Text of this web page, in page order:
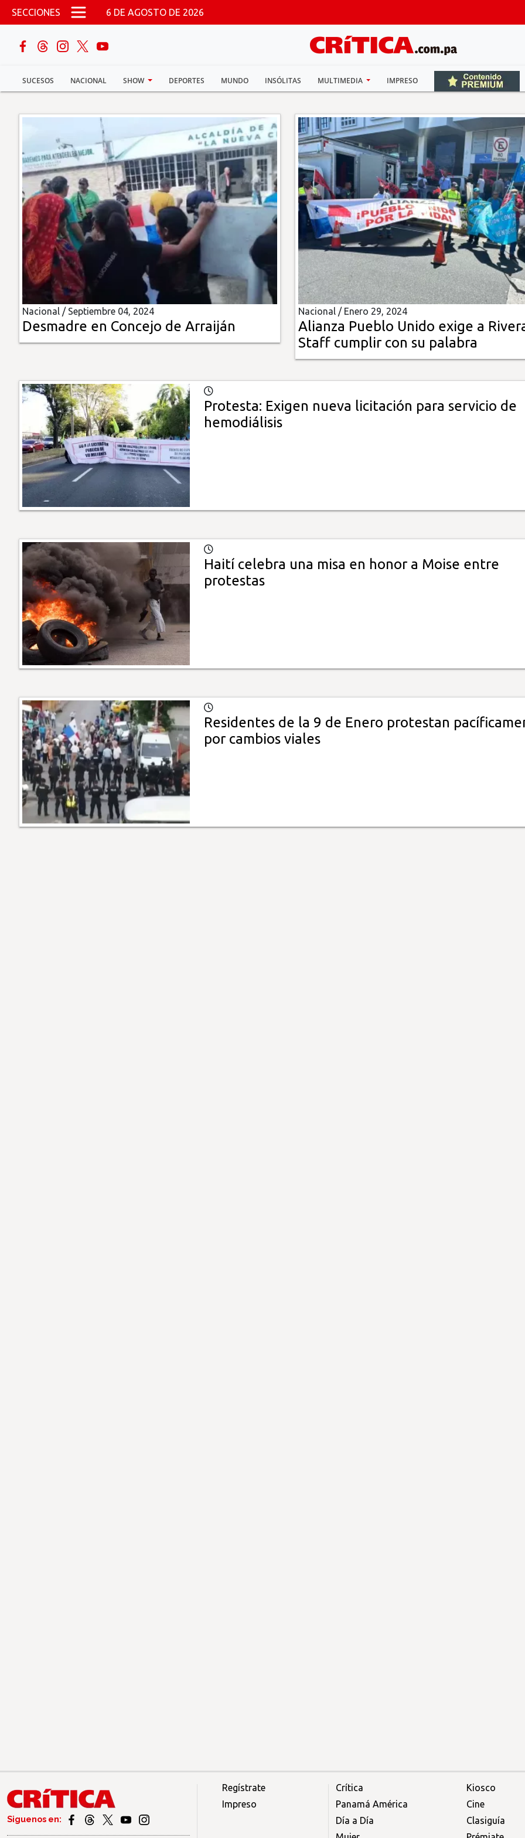
Pasar al contenido principal
SECCIONES 6 DE AGOSTO DE 2026
SUCESOS NACIONAL SHOW DEPORTES MUNDO INSÓLITAS MULTIMEDIA IMPRESO
buscar
Sucesos
Nacional
Política
Deportes
Mundo
Insólitas
Multimedia
Nacional / Septiembre 04, 2024
Desmadre en Concejo de Arraiján
Nacional / Enero 29, 2024
Alianza Pueblo Unido exige a
Staff cumplir con su palabra
Protesta: Exigen nueva licitación para servicio de
hemodiálisis
Haití celebra una misa en honor a Moise entre
protestas
Residentes de la 9 de Enero protestan
por cambios viales
Siguenos en:
Regístrate
Impreso
Crítica
Panamá América
Día a Día
Kiosco
Cine
Clasiguía